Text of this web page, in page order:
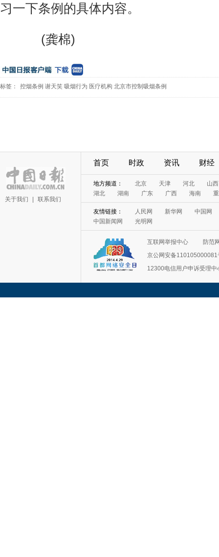
习一下条例的具体内容。
(龚棉)
标签： 控烟条例 谢天笑 吸烟行为 医疗机构 北京市控制吸烟条例
关于我们 联系我们
首页 时政 资讯 财经
地方频道： 北京 天津 河北
山西
湖北
湖南 广东 广西 海南
友情链接： 人民网 新华网
中国网
中国新闻网
光明网
互联网举报中心
防范
京公网安备110105000081
12300电信用户申诉受理中